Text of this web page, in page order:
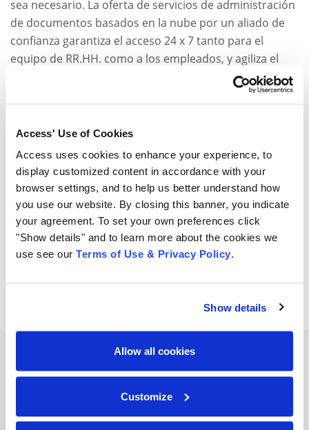
Access' Use of Cookies
Access uses cookies to enhance your experience, to
display customized content in accordance with your
browser settings, and to help us better understand how
you use our website. By closing this banner, you indicate
your agreement. To set your own preferences click
"Show details" and to learn more about the cookies we
use see our Terms of Use & Privacy Policy.
Show details
Allow all cookies
Customize
Share
compartir compartir compartir
sea necesario. La oferta de servicios de administración
de documentos basados en la nube por un aliado de
confianza garantiza el acceso 24 x 7 tanto para el
equipo de RR.HH. como a los empleados, y agiliza el
trabajo del equipo de TI, que cuenta con una solución
Sepa cómoAccess puede ayudar
de su empresa a tener todos estos beneficios,
agilizando todos los procesos y reduciendo costos.
Related Resources